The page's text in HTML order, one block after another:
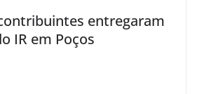
entregaram
IR em Poços